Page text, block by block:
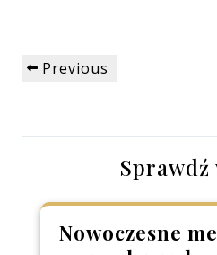
Nawigacja
wpisu
Previous
Previous
Sprawdź
Nowoczesne